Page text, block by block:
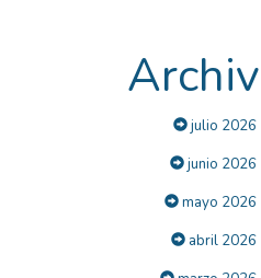
julio 2026
junio 2026
mayo 2026
abril 2026